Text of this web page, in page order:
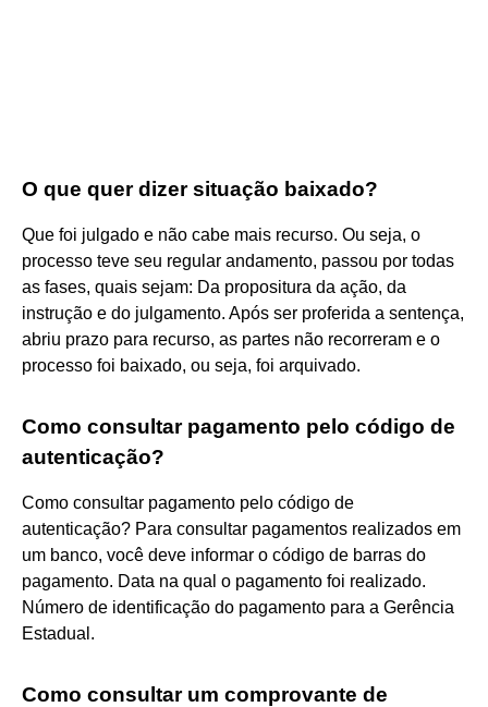
O que quer dizer situação baixado?
Que foi julgado e não cabe mais recurso. Ou seja, o
processo teve seu regular andamento, passou por todas
as fases, quais sejam: Da propositura da ação, da
instrução e do julgamento. Após ser proferida a sentença,
abriu prazo para recurso, as partes não recorreram e o
processo foi baixado, ou seja, foi arquivado.
Como consultar pagamento pelo código de
autenticação?
Como consultar pagamento pelo código de
autenticação? Para consultar pagamentos realizados em
um banco, você deve informar o código de barras do
pagamento. Data na qual o pagamento foi realizado.
Número de identificação do pagamento para a Gerência
Estadual.
Como consultar um comprovante de